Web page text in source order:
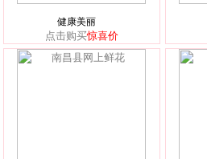
健康美丽
点击购买惊喜价